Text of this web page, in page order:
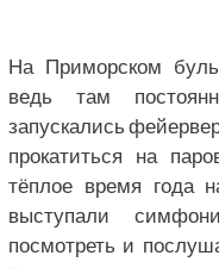
На Приморском
ведь там
запускались
прокатиться на
тёплое время года
выступали
посмотреть и